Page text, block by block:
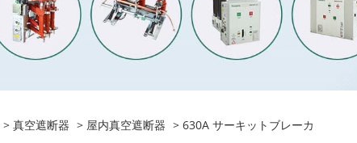
> 真空遮断器 > 屋内真空遮断器 > 630A サーキットブレーカ